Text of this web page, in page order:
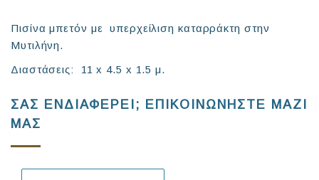
Πισίνα μπετόν με υπερχείλιση καταρράκτη στην
Μυτιλήνη.
Διαστάσεις: 11 x 4.5 x 1.5 μ.
ΣΑΣ ΕΝΔΙΑΦΕΡΕΙ; ΕΠΙΚΟΙΝΩΝΗΣΤΕ ΜΑΖΙ
ΜΑΣ